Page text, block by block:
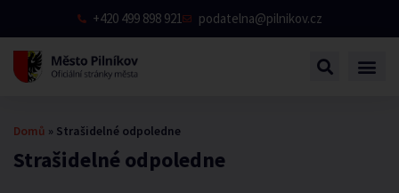
+420 499 898 921 podatelna@pilnikov.cz
Strašidelné odpoledne
Domů » Strašidelné odpoledne